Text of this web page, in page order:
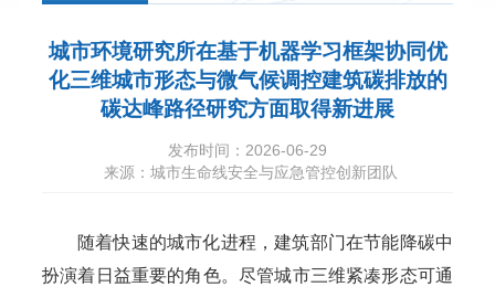
城市环境研究所在基于机器学习框架协同优
化三维城市形态与微气候调控建筑碳排放的
碳达峰路径研究方面取得新进展
发布时间：2026-06-29
来源：城市生命线安全与应急管控创新团队
随着快速的城市化进程，建筑部门在节能降碳中
扮演着日益重要的角色。尽管城市三维紧凑形态可通